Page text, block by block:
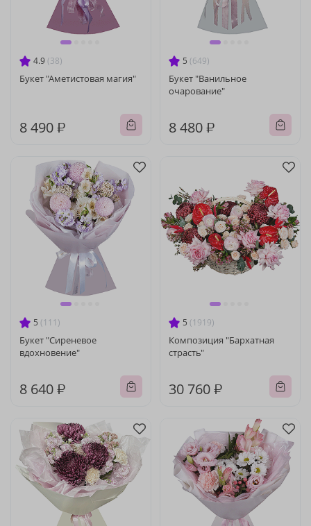
4.9 (38)
Букет "Аметистовая магия"
8 490 ₽
5 (649)
Букет "Ванильное
очарование"
8 480 ₽
5 (111)
Букет "Сиреневое
вдохновение"
8 640 ₽
5 (1919)
Композиция "Бархатная
страсть"
30 760 ₽